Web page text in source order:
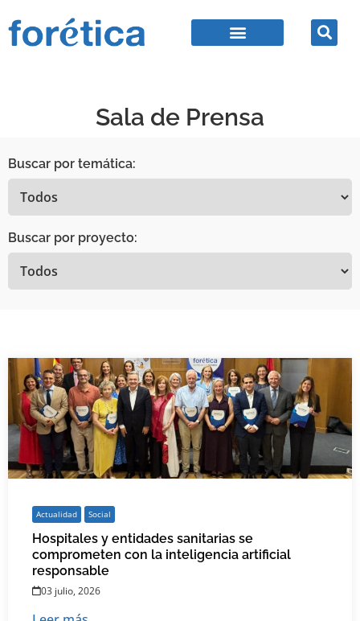
Sala de Prensa
Buscar por temática:
Buscar por proyecto:
Actualidad Social
Hospitales y entidades sanitarias se
comprometen con la inteligencia artificial
responsable
03 julio, 2026